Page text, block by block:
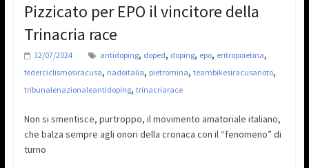
Pizzicato per EPO il vincitore della
Trinacria race
12/07/2024 antidoping, doped, doping, epo, eritropoietina,
federciclismosiracusa, nadoitalia, pietromina, teambikesiracusanoto,
tribunalenazionaleantidoping, trinacriarace
Non si smentisce, purtroppo, il movimento amatoriale italiano,
che balza sempre agli onori della cronaca con il “fenomeno” di
turno